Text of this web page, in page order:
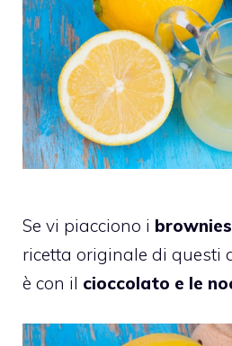
Se vi piacciono i brownies
ricetta originale di questi
è con il cioccolato e le